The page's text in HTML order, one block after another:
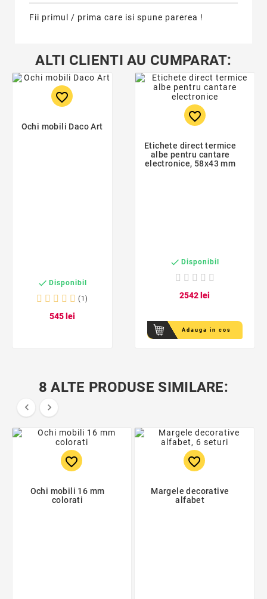
Fii primul / prima care isi spune parerea !
ALTI CLIENTI AU CUMPARAT:
favorite_border
Ochi mobili Daco Art
 Disponibil
(1)
545lei
favorite_border
Etichete direct termice
albe pentru cantare
electronice, 58x43 mm
 Disponibil
2542 lei
Adauga in cos
8 ALTE PRODUSE SIMILARE:
 
favorite_border
Ochi mobili 16 mm
colorati
favorite_border
Margele decorative
alfabet